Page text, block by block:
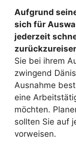
Aufgrund
sich für
jederzeit
Sie bei ihrem
zwingend
Ausnahme
eine
möchten.
sollten Sie auf
vorweisen.